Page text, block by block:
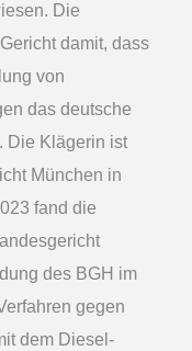
Die
damit, dass
von
das deutsche
Die Klägerin ist
München in
fand die
des BGH im
gegen
dem Diesel-